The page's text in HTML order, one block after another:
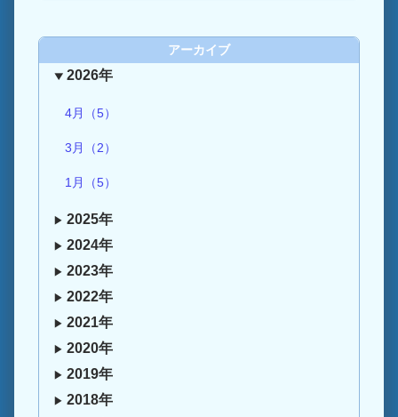
アーカイブ
2026年
4月（5）
3月（2）
1月（5）
2025年
2024年
2023年
2022年
2021年
2020年
2019年
2018年